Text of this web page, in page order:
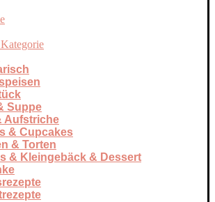
Suppe
Aufstriche
& Cupcakes
& Torten
& Kleingebäck & Dessert